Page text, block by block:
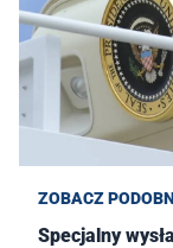
ZOBACZ
Specjalny